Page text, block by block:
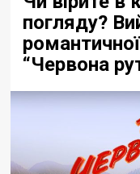
погляду?
“Червона